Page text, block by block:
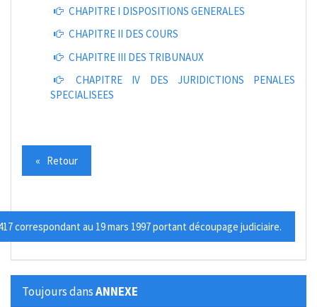
CHAPITRE I DISPOSITIONS GENERALES
CHAPITRE II DES COURS
CHAPITRE III DES TRIBUNAUX
CHAPITRE IV DES JURIDICTIONS PENALES
SPECIALISEES
« Retour
correspondant au 19 mars 1997 portant découpage judiciaire.
Toujours dansANNEXE